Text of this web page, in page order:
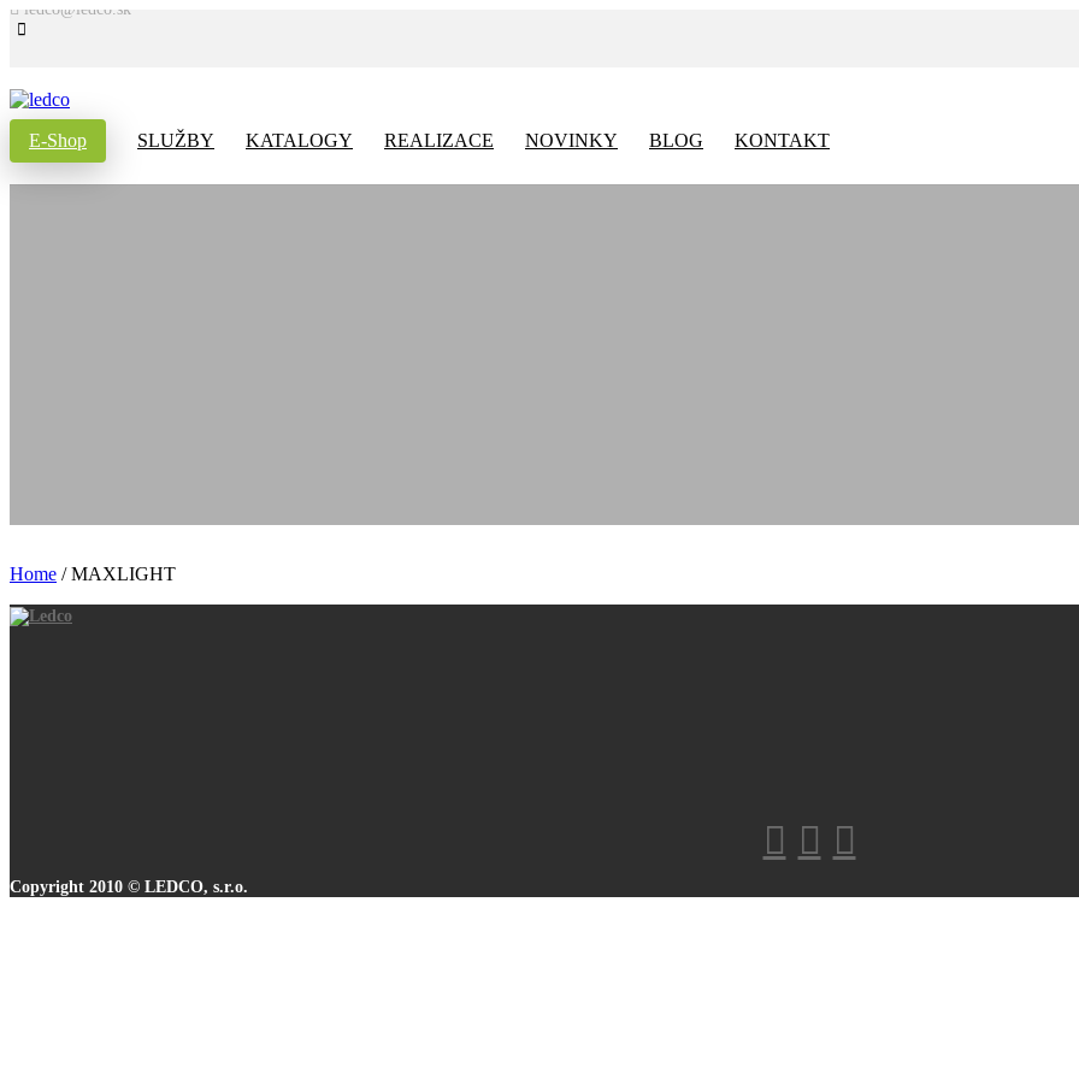
ledco@ledco.sk
E-Shop SLUŽBY KATALOGY REALIZACE NOVINKY BLOG KONTAKT
Home /MAXLIGHT
Copyright 2010 © LEDCO, s.r.o.